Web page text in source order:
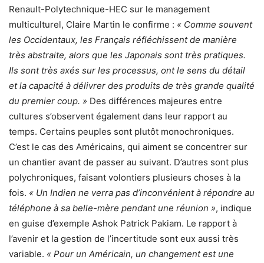
Renault-Polytechnique-HEC sur le management
multiculturel, Claire Martin le confirme : « Comme souvent
les Occidentaux, les Français réfléchissent de manière
très abstraite, alors que les Japonais sont très pratiques.
Ils sont très axés sur les processus, ont le sens du détail
et la capacité à délivrer des produits de très grande qualité
du premier coup. » Des différences majeures entre
cultures s’observent également dans leur rapport au
temps. Certains peuples sont plutôt monochroniques.
C’est le cas des Américains, qui aiment se concentrer sur
un chantier avant de passer au suivant. D’autres sont plus
polychroniques, faisant volontiers plusieurs choses à la
fois. « Un Indien ne verra pas d’inconvénient à répondre au
téléphone à sa belle-mère pendant une réunion », indique
en guise d’exemple Ashok Patrick Pakiam. Le rapport à
l’avenir et la gestion de l’incertitude sont eux aussi très
variable. « Pour un Américain, un changement est une